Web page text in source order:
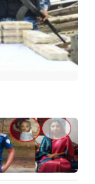
আঘাত: ঘর
বিরুদ্ধে
সঙ্গে ভারতীয়
সাক্ষাৎ